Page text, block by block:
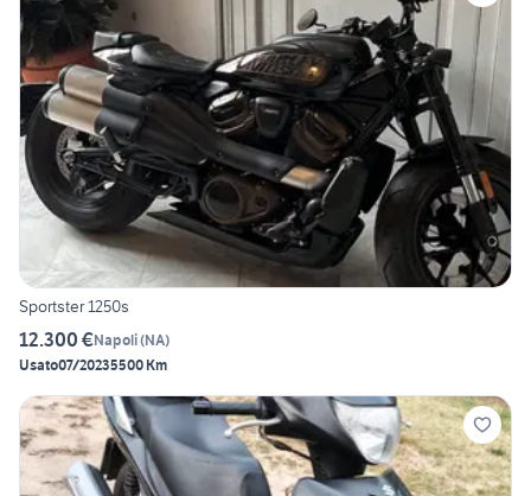
Sportster 1250s
12.300 €Napoli(NA)
Usato07/20235500 Km